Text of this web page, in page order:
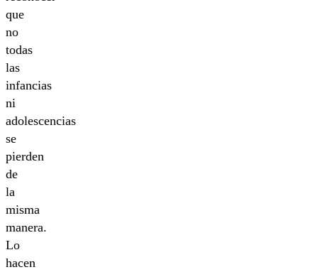
que
no
todas
las
infancias
ni
adolescencias
se
pierden
de
la
misma
manera.
Lo
hacen